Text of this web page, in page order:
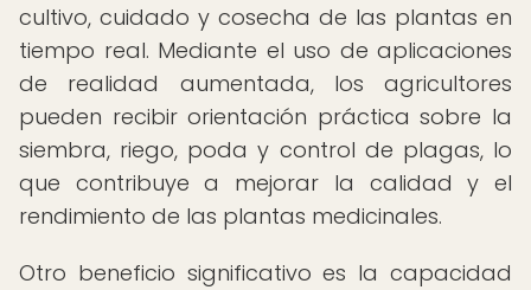
cultivo, cuidado y cosecha de las plantas en
tiempo real. Mediante el uso de aplicaciones
de realidad aumentada, los agricultores
pueden recibir orientación práctica sobre la
siembra, riego, poda y control de plagas, lo
que contribuye a mejorar la calidad y el
rendimiento de las plantas medicinales.
Otro beneficio significativo es la capacidad